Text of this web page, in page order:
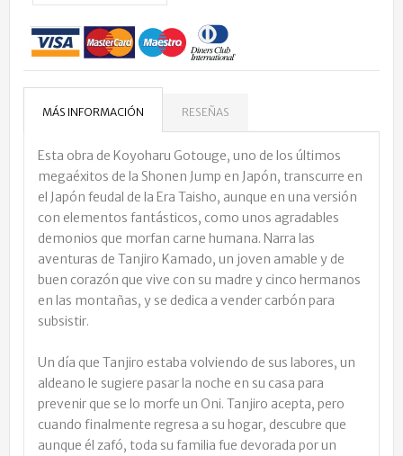
MÁS INFORMACIÓN RESEÑAS
Esta obra de Koyoharu Gotouge, uno de los últimos
megaéxitos de la Shonen Jump en Japón, transcurre en
el Japón feudal de la Era Taisho, aunque en una versión
con elementos fantásticos, como unos agradables
demonios que morfan carne humana. Narra las
aventuras de Tanjiro Kamado, un joven amable y de
buen corazón que vive con su madre y cinco hermanos
en las montañas, y se dedica a vender carbón para
subsistir.
Un día que Tanjiro estaba volviendo de sus labores, un
aldeano le sugiere pasar la noche en su casa para
prevenir que se lo morfe un Oni. Tanjiro acepta, pero
cuando finalmente regresa a su hogar, descubre que
aunque él zafó, toda su familia fue devorada por un